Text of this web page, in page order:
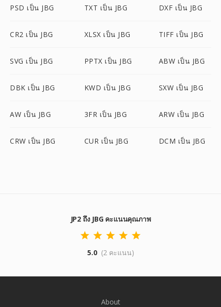
PSD เป็น JBG TXT เป็น JBG DXF เป็น JBG
CR2 เป็น JBG XLSX เป็น JBG TIFF เป็น JBG
SVG เป็น JBG PPTX เป็น JBG ABW เป็น JBG
DBK เป็น JBG KWD เป็น JBG SXW เป็น JBG
AW เป็น JBG 3FR เป็น JBG ARW เป็น JBG
CRW เป็น JBG CUR เป็น JBG DCM เป็น JBG
JP2 ถึง JBG คะแนนคุณภาพ
5.0 (2 คะแนน)
About